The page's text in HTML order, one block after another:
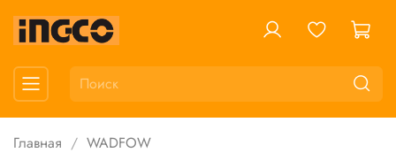
Главная WADFOW